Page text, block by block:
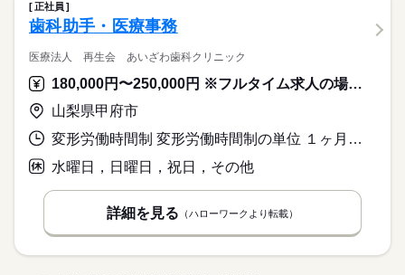
正社員
歯科助手・医療事務
医療法人 再生会 あいざわ歯科クリニック
180,000円〜250,000円 ※フルタイム求人の場合は月額（換算額）、パート求人の場合は時間額を表示しています。
山梨県甲府市
変形労働時間制 変形労働時間制の単位 １ヶ月単位 就業時間１ 8時30分〜18時30分 就業時間２ 8時30分〜17時00分 就業時間に関する特記事項 （１）月・火・木・金曜日／休憩１２０分
水曜日，日曜日，祝日，その他
詳細を見る （ハローワークより転載）